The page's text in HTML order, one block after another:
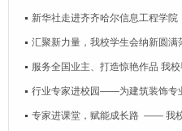
新华社走进齐齐哈尔信息工程学院
汇聚新力量，我校学生会纳新圆满
服务全国业主、打造惊艳作品 我
行业专家进校园——为建筑装饰专
专家进课堂，赋能成长路 ​ —— 我